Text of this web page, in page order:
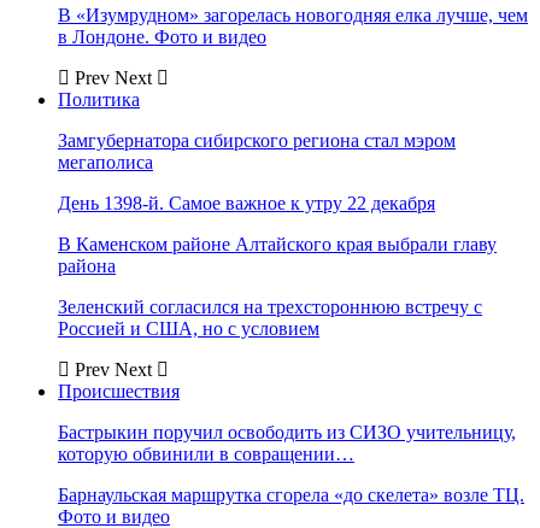
В «Изумрудном» загорелась новогодняя елка лучше, чем
в Лондоне. Фото и видео
Prev Next
Политика
Замгубернатора сибирского региона стал мэром
мегаполиса
День 1398-й. Самое важное к утру 22 декабря
В Каменском районе Алтайского края выбрали главу
района
Зеленский согласился на трехстороннюю встречу с
Россией и США, но с условием
Prev Next
Происшествия
Бастрыкин поручил освободить из СИЗО учительницу,
которую обвинили в совращении…
Барнаульская маршрутка сгорела «до скелета» возле ТЦ.
Фото и видео